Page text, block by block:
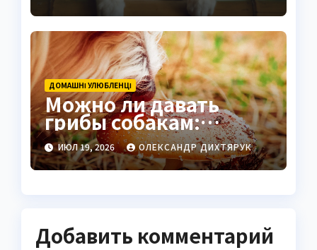
ДОМАШНІ УЛЮБЛЕНЦІ
Можно ли давать
грибы собакам:
научные факты и
практические советы
ИЮЛ 19, 2026 ОЛЕКСАНДР ДИХТЯРУК
Добавить комментарий